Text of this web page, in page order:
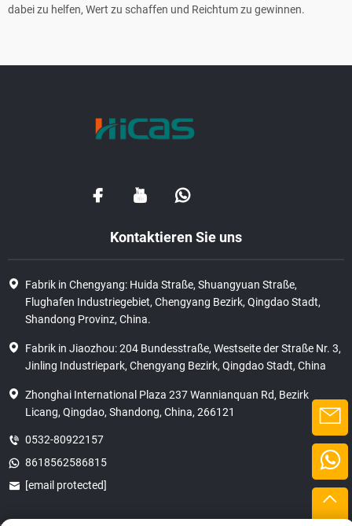
dabei zu helfen, Wert zu schaffen und Reichtum zu gewinnen.
Kontaktieren Sie uns
Fabrik in Chengyang: Huida Straße, Shuangyuan Straße,
Flughafen Industriegebiet, Chengyang Bezirk, Qingdao Stadt,
Shandong Provinz, China.
Fabrik in Jiaozhou: 204 Bundesstraße, Westseite der Straße Nr. 3,
Jinling Industriepark, Chengyang Bezirk, Qingdao Stadt, China
Zhonghai International Plaza 237 Wannianquan Rd, Bezirk
Licang, Qingdao, Shandong, China, 266121
0532-80922157
8618562586815
[email protected]